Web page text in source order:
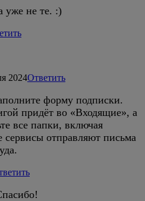
уже не те. :)
2024Ответить
форму подписки.
придёт во «Входящие», а
все папки, включая
отправляют письма